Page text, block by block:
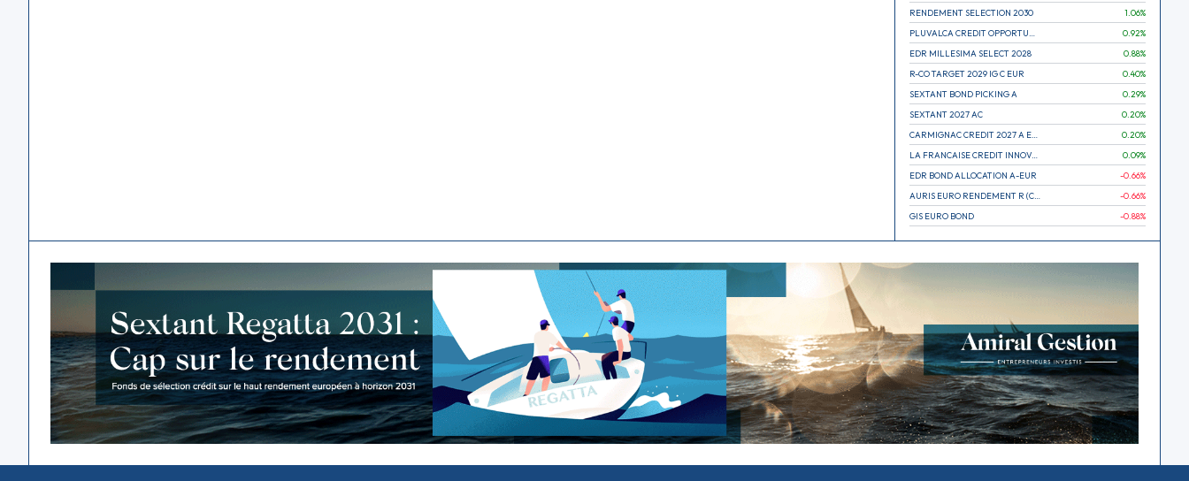
RENDEMENT SELECTION 2030 1.06%
0.92%
EDR MILLESIMA SELECT 2028
0.88%
R-CO TARGET 2029 IG C EUR
0.40%
SEXTANT BOND PICKING A
0.29%
SEXTANT 2027 AC
0.20%
0.20%
LA FRANCAISE CREDIT INNOVATION
0.09%
EDR BOND ALLOCATION A-EUR
-0.66%
-0.66%
GIS EURO BOND
-0.88%